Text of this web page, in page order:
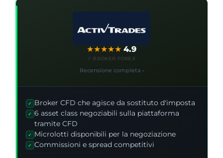
★★★★★ 4.9
⚡ BROKER FOREX
Recensione completa ›
✓ Broker CFD che agisce da sostituto d'imposta
✓ 6 asset class negoziabili sulla piattaforma
tramite CFD
✓ Microlotti disponibili per la negoziazione
✓ Commissioni e spread competitivi